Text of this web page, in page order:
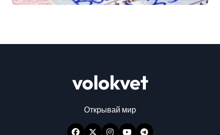
volokvet
Открывай мир